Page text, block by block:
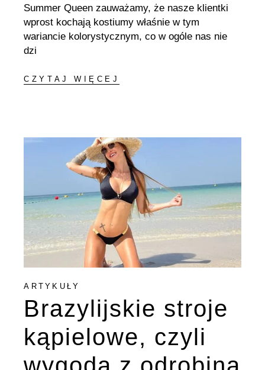
Summer Queen zauważamy, że nasze klientki
wprost kochają kostiumy właśnie w tym
wariancie kolorystycznym, co w ogóle nas nie
dzi
CZYTAJ WIĘCEJ
ARTYKUŁY
Brazylijskie stroje
kąpielowe, czyli